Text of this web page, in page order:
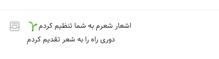
اشعار شعرم به شما تنظیم کردم
دوری راه را به شعر تقدیم کردم